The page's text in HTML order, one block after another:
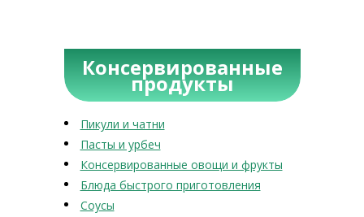
Консервированные
продукты
Пикули и чатни
Пасты и урбеч
Консервированные овощи и фрукты
Блюда быстрого приготовления
Соусы